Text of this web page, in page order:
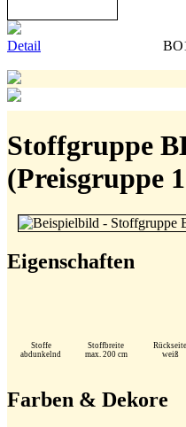
Detail
Stoffgruppe
(Preisgruppe
Eigenschaften
Stoffe
abdunkelnd
Stoffbreite
max. 200 cm
Rückseite
weiß
Farben & Dekore